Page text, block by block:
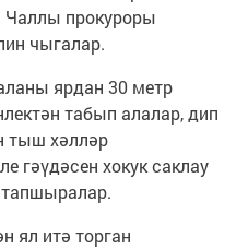
Чаллы прокуроры
чыгалар.
ярдан 30 метр
табып алалар, дип
тыш хәлләр
гәүдәсен хокук саклау
ял итә торган